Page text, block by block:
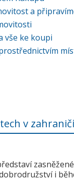
a
vše ke koupi
v zahraničí
i